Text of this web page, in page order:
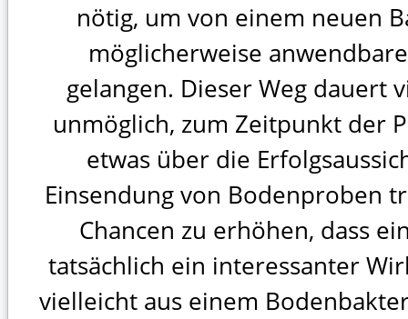
nötig, um von einem neuen
möglicherweise
gelangen. Dieser Weg dauert
unmöglich, zum Zeitpunkt der
etwas über die
Einsendung von Bodenproben
Chancen zu erhöhen, dass
tatsächlich ein interessanter
vielleicht aus einem